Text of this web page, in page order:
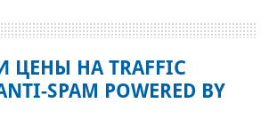
ЦЕНЫ НА TRAFFIC
SPAM POWERED BY